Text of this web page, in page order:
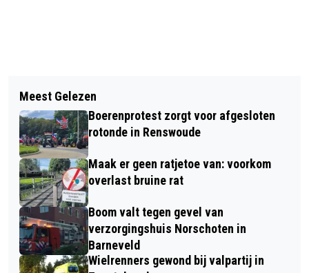
WORKSHOP ‘SCHERVEN PLAKKEN’ BIJ
NATUURCENTRUM DE GINKEL
SCOOTERRIJDER ERNSTIG GEWOND
BIJ AANRIJDING MET AUTO IN
LUNTEREN – INZET
TRAUMAHELIKOPTER
Meest Gelezen
Boerenprotest zorgt voor afgesloten
rotonde in Renswoude
Maak er geen ratjetoe van: voorkom
overlast bruine rat
Boom valt tegen gevel van
verzorgingshuis Norschoten in
Barneveld
Wielrenners gewond bij valpartij in